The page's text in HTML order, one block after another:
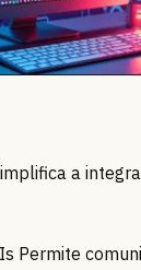
a
Permite